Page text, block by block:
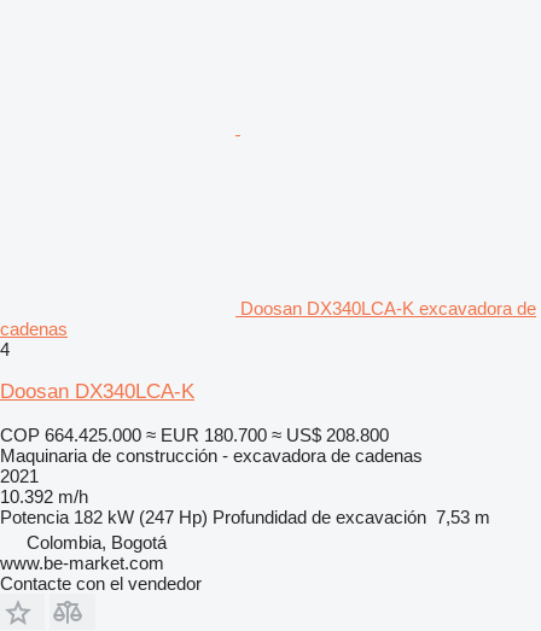
Doosan DX340LCA-K excavadora de
cadenas
4
Doosan DX340LCA-K
COP 664.425.000 ≈ EUR 180.700 ≈ US$ 208.800
Maquinaria de construcción - excavadora de cadenas
2021
10.392 m/h
Potencia 182 kW (247 Hp) Profundidad de excavación 7,53 m
Colombia, Bogotá
www.be-market.com
Contacte con el vendedor